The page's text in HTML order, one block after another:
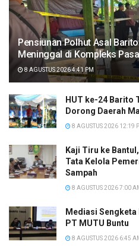
Pensiunan Polhut Asal
Meninggal di Kompleks
8 AGUSTUS 2026 4:41 PM
HUT ke-24 Barito
Dorong Daerah
8 AGUSTUS 2026 12:19
Kaji Tiru ke
Tata Kelola
Sampah
8 AGUSTUS 2026 7:00
Mediasi Sengketa
PT MUTU Buntu
8 AGUSTUS 2026 6:45